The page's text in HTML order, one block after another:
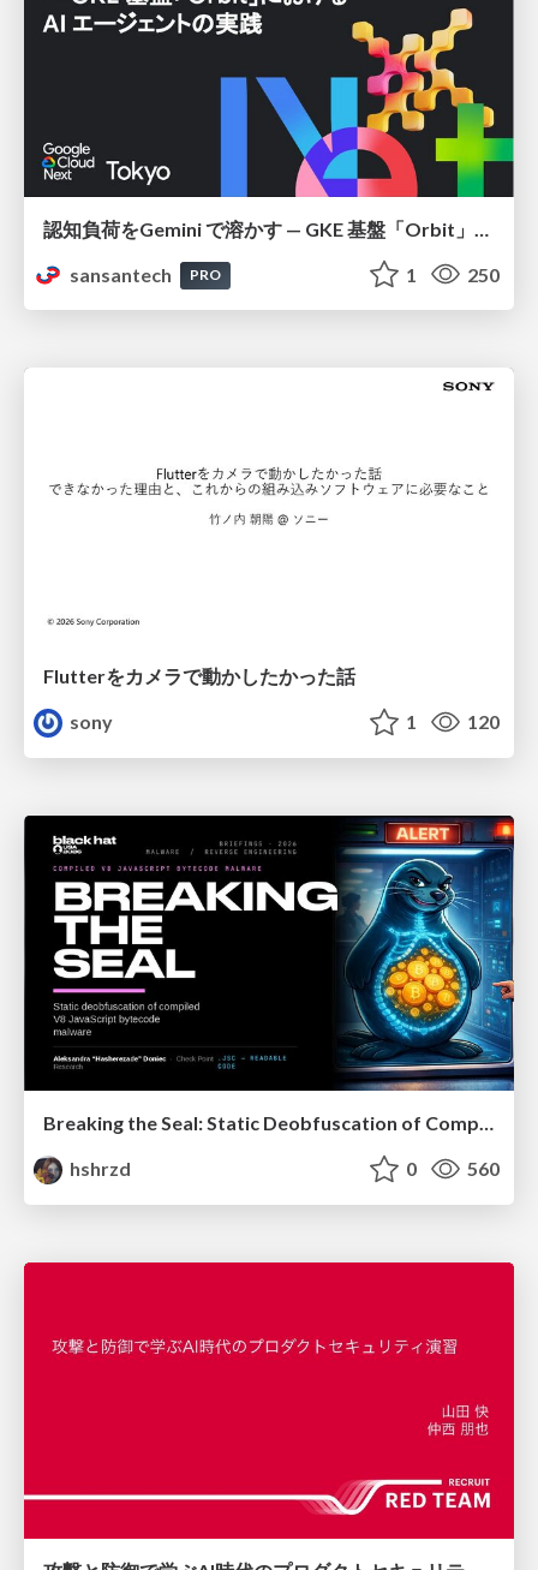
sansantech
PRO 1 250
Flutterをカメラで動かしたかった話
sony
1 120
Breaking the Seal: Static Deobfuscation of Compiled V8 JavaScript Bytecode Malware
hshrzd
0 560